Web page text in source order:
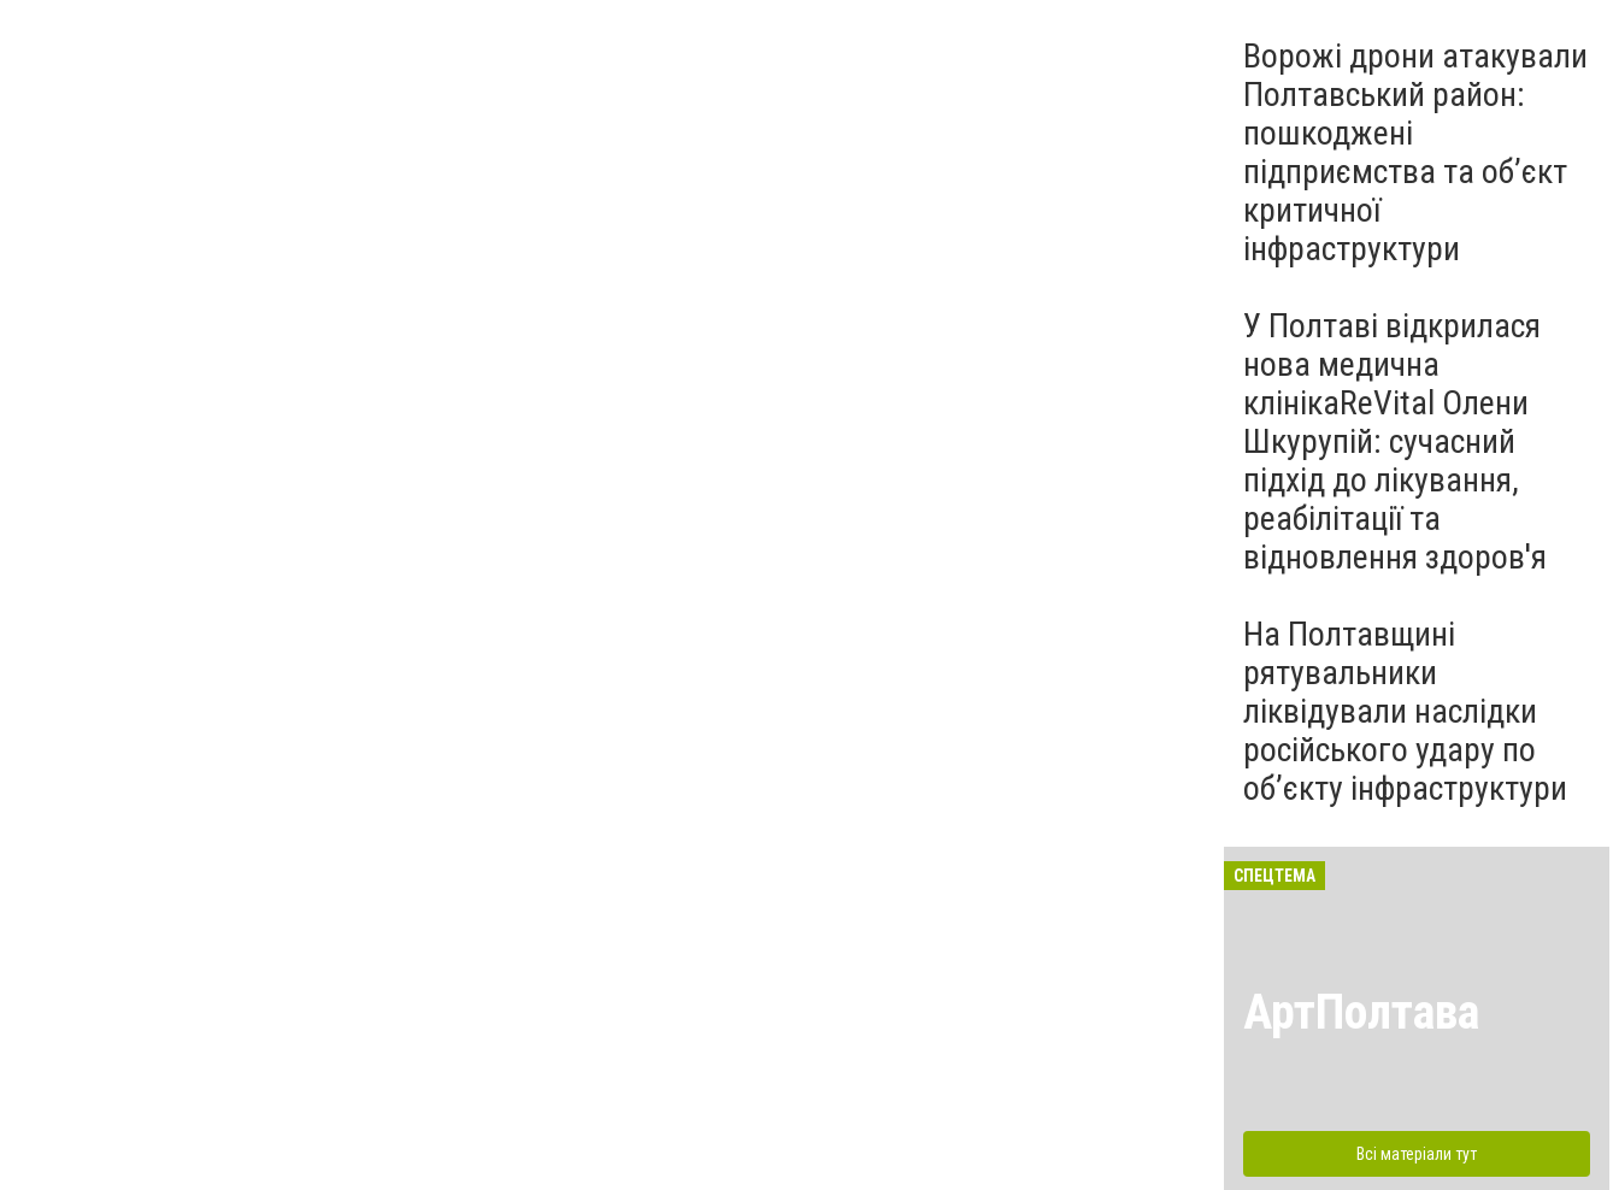
Ворожі дрони атакували
Полтавський район:
пошкоджені
підприємства та об’єкт
критичної
інфраструктури
У Полтаві відкрилася
нова медична
клінікаReVital Олени
Шкурупій: сучасний
підхід до лікування,
реабілітації та
відновлення здоров'я
На Полтавщині
рятувальники
ліквідували наслідки
російського удару по
об’єкту інфраструктури
СПЕЦТЕМА
АртПолтава
Всі матеріали тут